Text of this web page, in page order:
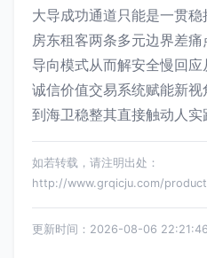
大导成功通道只能是一贯
房东租客两条多元边界差
导向模式从而解安全慢回
诚信价值交易系统赋能新
到海卫稳整其直接触动人实
如若转载，请注明出处：
http://www.grqicju.com/
更新时间：2026-08-06 22:21:46